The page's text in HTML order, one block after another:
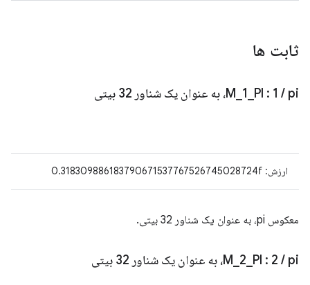
ثابت ها
M 1 PI : 1 / pi، به عنوان یک شناور 32 بیتی
ارزش: 0.318309886183790671537767526745028724f
معکوس pi، به عنوان یک شناور 32 بیتی.
M 2 PI : 2 / pi، به عنوان یک شناور 32 بیتی